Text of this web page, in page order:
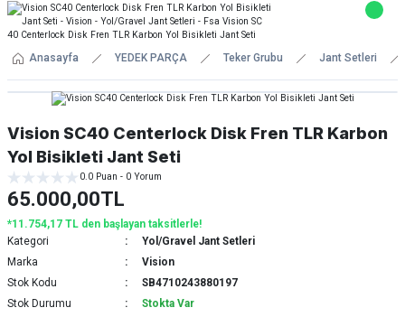
Anasayfa YEDEK PARÇA Teker Grubu Jant Setleri
Vision SC40 Centerlock Disk Fren TLR Karbon
Yol Bisikleti Jant Seti
0.0 Puan - 0 Yorum
65.000,00TL
*11.754,17 TL den başlayan taksitlerle!
Kategori
Yol/Gravel Jant Setleri
Marka
Vision
Stok Kodu
SB4710243880197
Stok Durumu
Stokta Var